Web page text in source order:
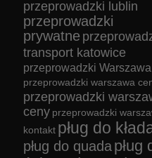
przeprowadzki lublin
przeprowadzki
prywatne
transport katowice
przeprowadzki Warszawa
przeprowadzki warszawa
przeprowadzki
ceny przeprowadzki
kontakt pług do
pług do quada pług